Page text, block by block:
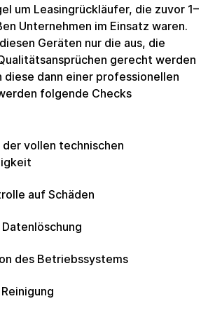
Laptop für deinen Arbeitsalltag
ist professionell
Es ist 100%
spart Kosten und CO2 gegenüber
Das Produkt kann
aufweisen (z.B. leichte
in keinem Fall die Funktion
um Leasingrückläufer, die zuvor 1–
Unternehmen im Einsatz waren.
Geräten nur die aus, die
gerecht werden
diese dann einer professionellen
folgende Checks
vollen technischen
auf Schäden
des Betriebssystems